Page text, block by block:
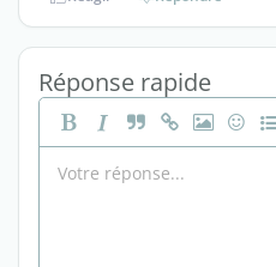
Réponse rapide